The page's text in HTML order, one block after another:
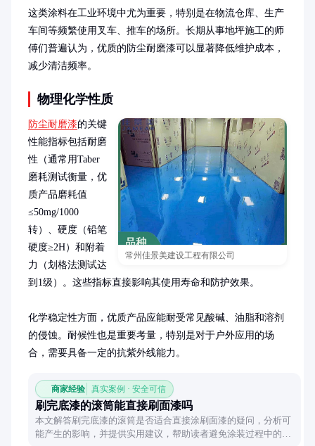
这类涂料在工业环境中尤为重要，特别是在物流仓库、生产
车间等频繁使用叉车、推车的场所。长期从事地坪施工的师
傅们普遍认为，优质的防尘耐磨漆可以显著降低维护成本，
减少清洁频率。
物理化学性质
常州佳景美建设工程有限公司
防尘耐磨漆的关键
性能指标包括耐磨
性（通常用Taber
磨耗测试衡量，优
质产品磨耗值
≤50mg/1000
转）、硬度（铅笔
硬度≥2H）和附着
力（划格法测试达
到1级）。这些指标直接影响其使用寿命和防护效果。
化学稳定性方面，优质产品应能耐受常见酸碱、油脂和溶剂
的侵蚀。耐候性也是重要考量，特别是对于户外应用的场
合，需要具备一定的抗紫外线能力。
商家经验 真实案例 · 安全可信
刷完底漆的滚筒能直接刷面漆吗
本文解答刷完底漆的滚筒是否适合直接涂刷面漆的疑问，分析可
能产生的影响，并提供实用建议，帮助读者避免涂装过程中的常